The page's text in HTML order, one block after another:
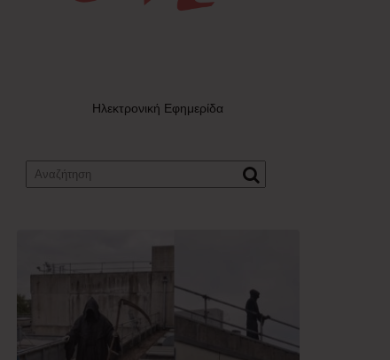
Ηλεκτρονική Εφημερίδα